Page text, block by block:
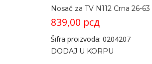
Nosač za TV N112 Crna 26-63
839,00 рсд
Šifra proizvoda: 0204207
DODAJ U KORPU